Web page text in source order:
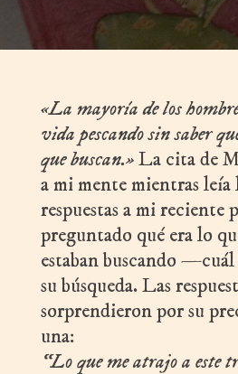
«La mayoría de los
vida pescando sin saber
que buscan.»La cita de
a mi mente mientras leía
respuestas a mi reciente
preguntado qué era lo
estaban buscando —cuál
su búsqueda. Las
sorprendieron por su
una:
“Lo que me atrajo a este